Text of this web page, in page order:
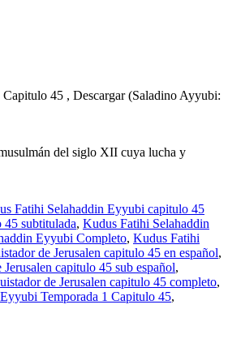
45 , Descargar (Saladino Ayyubi:
del siglo XII cuya lucha y
Fatihi Selahaddin Eyyubi capitulo 45
subtitulada, Kudus Fatihi Selahaddin
Eyyubi Completo, Kudus Fatihi
de Jerusalen capitulo 45 en español,
capitulo 45 sub español,
de Jerusalen capitulo 45 completo,
Temporada 1 Capitulo 45,